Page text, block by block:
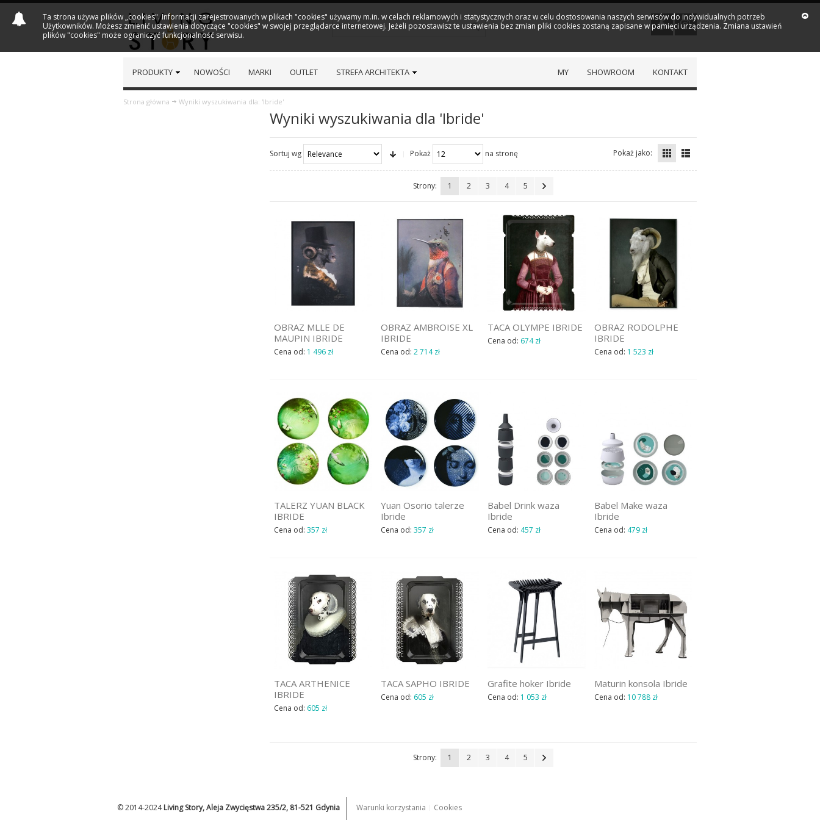
PRODUKTY NOWOŚCI MARKI OUTLET STREFA ARCHITEKTA KONTAKT
SHOWROOM
MY
Strona główna Wyniki wyszukiwania dla: 'Ibride'
Wyniki wyszukiwania dla 'Ibride'
Sortuj wg Pokaż na stronę Pokaż jako:
Strony: 1 2 3 4 5
OBRAZ MLLE DE
MAUPIN IBRIDE
Cena od: 1 496 zł
OBRAZ AMBROISE XL
IBRIDE
Cena od: 2 714 zł
TACA OLYMPE IBRIDE
Cena od: 674 zł
OBRAZ RODOLPHE
IBRIDE
Cena od: 1 523 zł
TALERZ YUAN BLACK
IBRIDE
Cena od: 357 zł
Yuan Osorio talerze
Ibride
Cena od: 357 zł
Babel Drink waza
Ibride
Cena od: 457 zł
Babel Make waza
Ibride
Cena od: 479 zł
TACA ARTHENICE
IBRIDE
Cena od: 605 zł
TACA SAPHO IBRIDE
Cena od: 605 zł
Grafite hoker Ibride
Cena od: 1 053 zł
Maturin konsola Ibride
Cena od: 10 788 zł
Strony: 1 2 3 4 5
© 2014-2024Living Story, Aleja Zwycięstwa 235/2, 81-521 Gdynia Warunki korzystania Cookies
Ta strona używa plików „cookies". Informacji zarejestrowanych w plikach "cookies" używamy m.in. w celach reklamowych i statystycznych oraz w celu dostosowania naszych serwisów do indywidualnych potrzeb
Użytkowników. Możesz zmienić ustawienia dotyczące "cookies" w swojej przeglądarce internetowej. Jeżeli pozostawisz te ustawienia bez zmian pliki cookies zostaną zapisane w pamięci urządzenia. Zmiana ustawień
plików "cookies" może ograniczyć funkcjonalność serwisu.